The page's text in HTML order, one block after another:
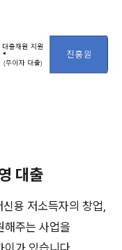
대출
용 저소득자의 창업,
해주는 사업을